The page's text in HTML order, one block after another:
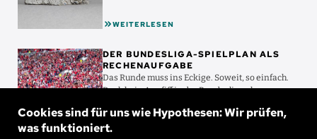
WEITERLESEN
Bild
DER BUNDESLIGA-SPIELPLAN ALS
RECHENAUFGABE
Das Runde muss ins Eckige. Soweit, so einfach.
Doch kein Anpfiff in der Bundesliga ohne
stecken hochkomplexe ...
Cookies sind für uns wie Hypothesen: Wir prüfen,
was funktioniert.